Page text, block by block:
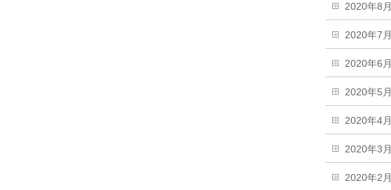
2020年8月
2020年7月
2020年6月
2020年5月
2020年4月
2020年3月
2020年2月